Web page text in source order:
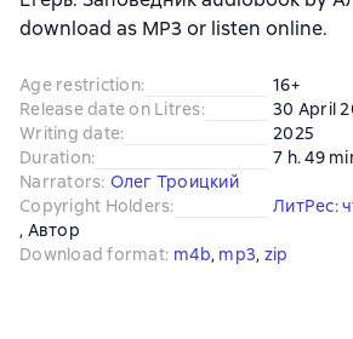
download as MP3 or listen online.
Age restriction:
16+
Release date on Litres:
30 April
Writing date:
2025
Duration:
7 h. 49
Narrators: Олег Троицкий
Copyright Holders: ЛитРес:
, Автор
Download format: m4b, mp3, zip